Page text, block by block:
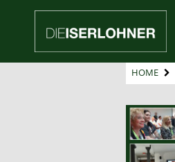
HOME